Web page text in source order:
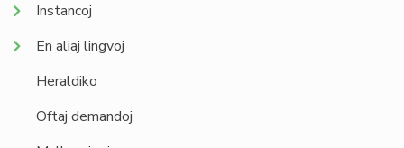
Instancoj
En aliaj lingvoj
Heraldiko
Oftaj demandoj